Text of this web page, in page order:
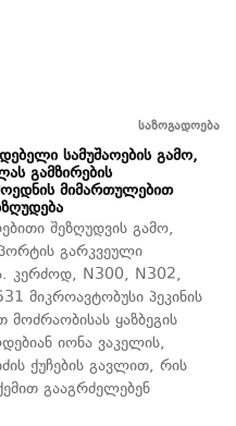
საზოგადოება
სამუშაოების გამო,
გამზირების
მიმართულებით
შეზღუდვის გამო,
გარკვეული
კერძოდ, N300, N302,
მიკროავტობუსი პეკინის
ყაზბეგის
იონა ვაკელის,
ქუჩების გავლით, რის
გააგრძელებენ